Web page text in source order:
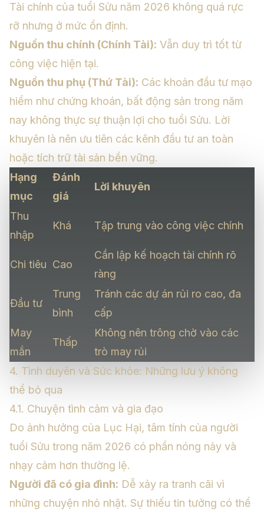
Tài chính của tuổi Sửu năm 2026 không quá rực
rỡ nhưng ở mức ổn định.
Nguồn thu chính (Chính Tài): Vẫn duy trì tốt từ
công việc hiện tại.
Nguồn thu phụ (Thứ Tài): Các khoản đầu tư mạo
hiểm như chứng khoán, bất động sản trong năm
nay không thực sự thuận lợi cho tuổi Sửu. Lời
khuyên là nên ưu tiên các kênh đầu tư an toàn
hoặc tích trữ tài sản bền vững.
Hạng
mục
Đánh
giá
Lời khuyên
Thu
nhập
Khá Tập trung vào công việc chính
Chi tiêu Cao
Cần lập kế hoạch tài chính rõ
ràng
Đầu tư
Trung
bình
Tránh các dự án rủi ro cao, đa
cấp
May
mắn
Thấp
Không nên trông chờ vào các
trò may rủi
4. Tình duyên và Sức khỏe: Những lưu ý không
thể bỏ qua
4.1. Chuyện tình cảm và gia đạo
Do ảnh hưởng của Lục Hại, tâm tính của người
tuổi Sửu trong năm 2026 có phần nóng nảy và
nhạy cảm hơn thường lệ.
Người đã có gia đình: Dễ xảy ra tranh cãi vì
những chuyện nhỏ nhặt. Sự thiếu tin tưởng có thể